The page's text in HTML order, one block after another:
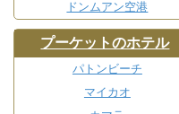
ドンムアン空港
プーケットのホテル
パトンビーチ
マイカオ